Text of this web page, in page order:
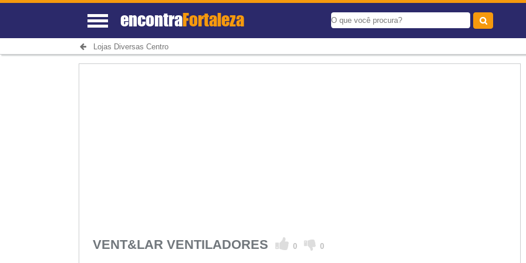
encontraFortaleza
Lojas Diversas Centro
VENT&LAR VENTILADORES 0 0